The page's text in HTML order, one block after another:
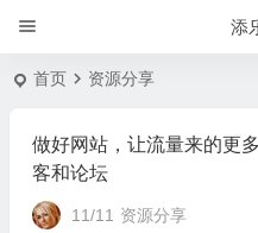
添
首页 资源分享
做好网站，让流量来的更
客和论坛
11/11 资源分享